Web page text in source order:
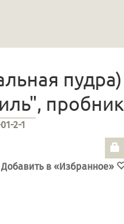
пудра)
пробник
2-1
Добавить в «Избранное»